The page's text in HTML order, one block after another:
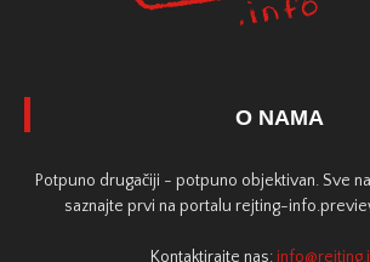
O NAMA
Potpuno drugačiji - potpuno objektivan. Sve
saznajte prvi na portalu rejting-
Kontaktirajte nas: